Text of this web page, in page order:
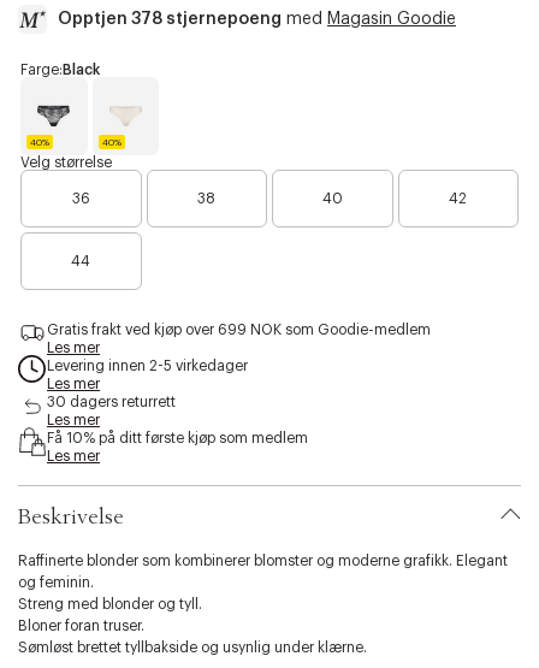
Opptjen 378 stjernepoeng med Magasin Goodie
a
e
s
s
b
i
y
.
v
a
i
t
i
o
.
s
e
l
e
Farge: Black
40%
B
l
k
40%
a
r
n
Velg størrelse
36 38 40 42
44
Gratis frakt ved kjøp over 699 NOK som Goodie-medlem
Les mer
Levering innen 2-5 virkedager
Les mer
30 dagers returrett
Les mer
Få 10% på ditt første kjøp som medlem
Les mer
Beskrivelse
Raffinerte blonder som kombinerer blomster og moderne grafikk. Elegant
og feminin.
Streng med blonder og tyll.
Bloner foran truser.
Sømløst brettet tyllbakside og usynlig under klærne.